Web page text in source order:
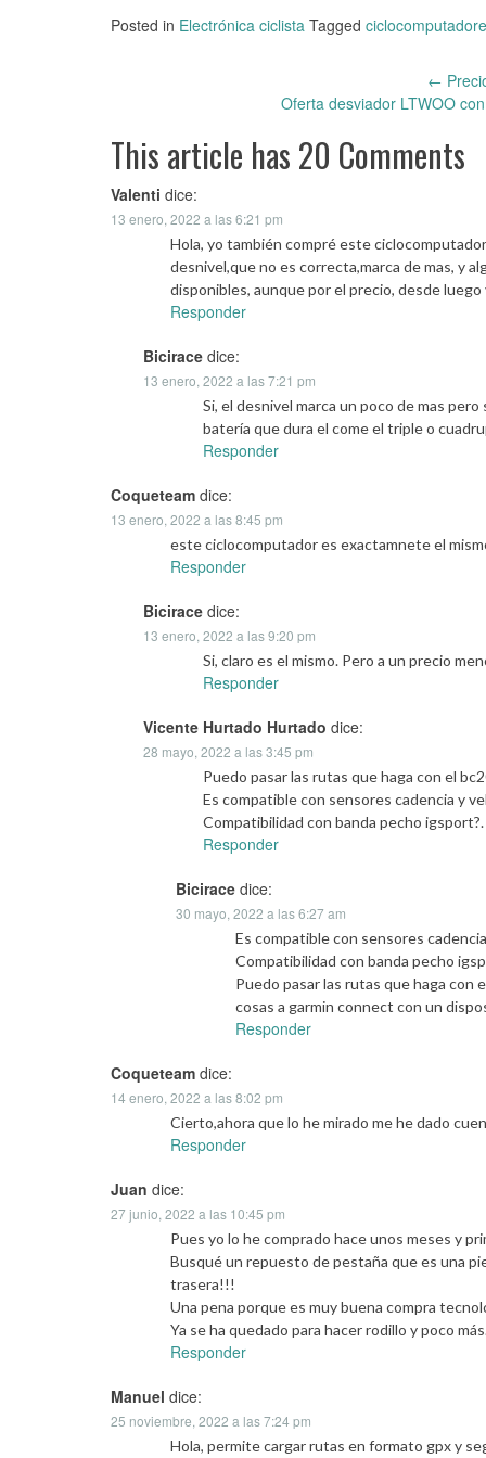
Posted in Electrónica ciclista Tagged
navigation
←
Oferta desviador LTWOO
This article has 20 Comments
Valenti dice:
13 enero, 2022 a las 6:21 pm
Hola, yo también compré este
desnivel,que no es correcta,marca de mas, y
disponibles, aunque por el precio, desde luego
Responder
Bicirace dice:
13 enero, 2022 a las 7:21 pm
Si, el desnivel marca un poco de mas
batería que dura el come el triple o
Responder
Coqueteam dice:
13 enero, 2022 a las 8:45 pm
este ciclocomputador es exactamnete el
Responder
Bicirace dice:
13 enero, 2022 a las 9:20 pm
Si, claro es el mismo. Pero a un precio
Responder
Vicente Hurtado Hurtado dice:
28 mayo, 2022 a las 3:45 pm
Puedo pasar las rutas que haga con el
Es compatible con sensores cadencia y
Compatibilidad con banda pecho
Responder
Bicirace dice:
30 mayo, 2022 a las 6:27 am
Es compatible con sensores
Compatibilidad con banda pecho
Puedo pasar las rutas que haga con
cosas a garmin connect con un
Responder
Coqueteam dice:
14 enero, 2022 a las 8:02 pm
Cierto,ahora que lo he mirado me he dado
Responder
Juan dice:
27 junio, 2022 a las 10:45 pm
Pues yo lo he comprado hace unos meses y
Busqué un repuesto de pestaña que es una
trasera!!!
Una pena porque es muy buena compra
Ya se ha quedado para hacer rodillo y poco
Responder
Manuel dice:
25 noviembre, 2022 a las 7:24 pm
Hola, permite cargar rutas en formato gpx y